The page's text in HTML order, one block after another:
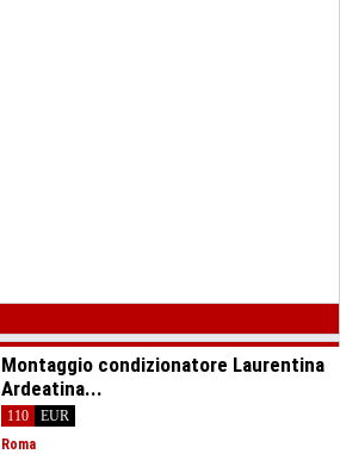
Montaggio condizionatore Laurentina
Ardeatina...
110
EUR
Roma